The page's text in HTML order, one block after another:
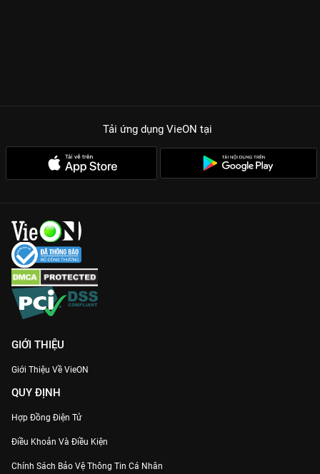
Tải ứng dụng VieON tại
GIỚI THIỆU
Giới Thiệu Về VieON
QUY ĐỊNH
Hợp Đồng Điện Tử
Điều Khoản Và Điều Kiện
Chính Sách Bảo Vệ Thông Tin Cá Nhân